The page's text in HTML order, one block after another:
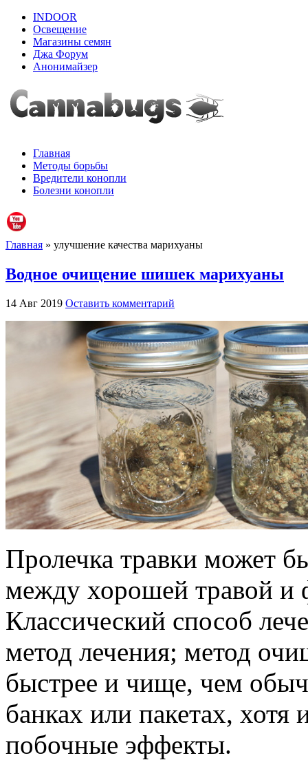
INDOOR
Освещение
Магазины семян
Джа Форум
Анонимайзер
Главная
Методы борьбы
Вредители конопли
Болезни конопли
Главная » улучшение качества марихуаны
Водное очищение шишек марихуаны
14 Авг 2019 Оставить комментарий
Пролечка травки может
между хорошей травой и
Классический способ
метод лечения; метод
быстрее и чище, чем
банках или пакетах, хотя
побочные эффекты.